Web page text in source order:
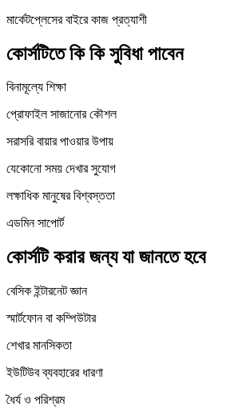
মার্কেটপ্লেসের বাইরে কাজ প্রত্যাশী
কোর্সটিতে কি কি সুবিধা পাবেন
বিনামূল্যে শিক্ষা
প্রোফাইল সাজানোর কৌশল
সরাসরি বায়ার পাওয়ার উপায়
যেকোনো সময় দেখার সুযোগ
লক্ষাধিক মানুষের বিশ্বস্ততা
এডমিন সাপোর্ট
কোর্সটি করার জন্য যা জানতে হবে
বেসিক ইন্টারনেট জ্ঞান
স্মার্টফোন বা কম্পিউটার
শেখার মানসিকতা
ইউটিউব ব্যবহারের ধারণা
ধৈর্য ও পরিশ্রম